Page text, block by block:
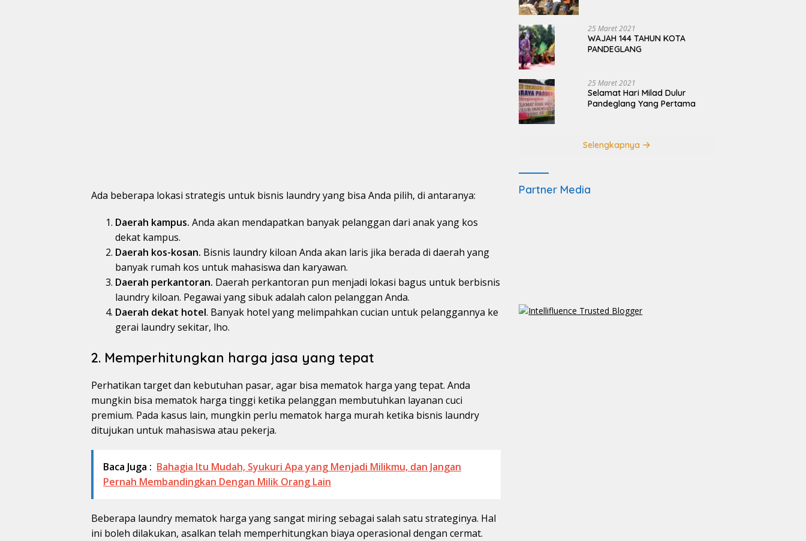
Ada beberapa lokasi strategis untuk bisnis laundry yang bisa Anda pilih, di antaranya:
Daerah kampus. Anda akan mendapatkan banyak pelanggan dari anak yang kos
dekat kampus.
Daerah kos-kosan. Bisnis laundry kiloan Anda akan laris jika berada di daerah yang
banyak rumah kos untuk mahasiswa dan karyawan.
Daerah perkantoran. Daerah perkantoran pun menjadi lokasi bagus untuk berbisnis
laundry kiloan. Pegawai yang sibuk adalah calon pelanggan Anda.
Daerah dekat hotel. Banyak hotel yang melimpahkan cucian untuk pelanggannya ke
gerai laundry sekitar, lho.
2. Memperhitungkan harga jasa yang tepat
Perhatikan target dan kebutuhan pasar, agar bisa mematok harga yang tepat. Anda
mungkin bisa mematok harga tinggi ketika pelanggan membutuhkan layanan cuci
premium. Pada kasus lain, mungkin perlu mematok harga murah ketika bisnis laundry
ditujukan untuk mahasiswa atau pekerja.
Baca Juga : Bahagia Itu Mudah, Syukuri Apa yang Menjadi Milikmu, dan Jangan
Pernah Membandingkan Dengan Milik Orang Lain
Beberapa laundry mematok harga yang sangat miring sebagai salah satu strateginya. Hal
ini boleh dilakukan, asalkan telah memperhitungkan biaya operasional dengan cermat.
25 Maret 2021
WAJAH 144 TAHUN KOTA
PANDEGLANG
25 Maret 2021
Selamat Hari Milad Dulur
Pandeglang Yang Pertama
Selengkapnya
Partner Media